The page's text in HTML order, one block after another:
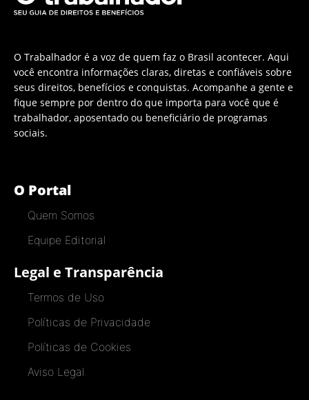
O Trabalhador é a voz de quem faz o Brasil acontecer. Aqui
você encontra informações claras, diretas e confiáveis sobre
seus direitos, benefícios e conquistas. Acompanhe a gente e
fique sempre por dentro do que importa para você que é
trabalhador, aposentado ou beneficiário de programas
sociais.
O Portal
Quem Somos
Equipe Editorial
Legal e Transparência
Termos de Uso
Políticas de Privacidade
Políticas de Cookies
Aviso Legal